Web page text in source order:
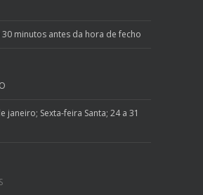
minutos antes da hora de fecho
janeiro; Sexta-feira Santa; 24 a 31